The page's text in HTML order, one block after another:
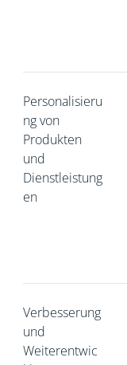
Personalisieru
ng von
Produkten
und
Dienstleistung
en
Verbesserung
und
Weiterentwic